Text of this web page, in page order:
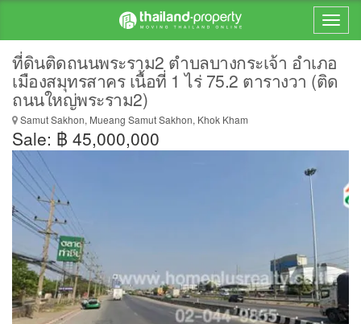
ที่ดินติดถนนพระราม2 ตำบลบางกระเจ้า อำเภอ
เมืองสมุทรสาคร เนื้อที่ 1 ไร่ 75.2 ตารางวา (ติด
ถนนใหญ่พระราม2)
Samut Sakhon, Mueang Samut Sakhon, Khok Kham
Sale: ฿ 45,000,000